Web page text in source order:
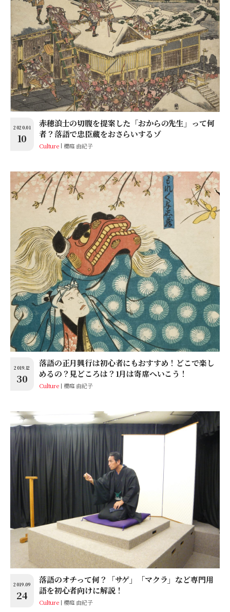
2020.01
10
赤穂浪士の切腹を提案した「おからの先生」って何
者？落語で忠臣蔵をおさらいするゾ
Culture 櫻庭 由紀子
2019.12
30
落語の正月興行は初心者にもおすすめ！どこで楽し
めるの？見どころは？1月は寄席へいこう！
Culture 櫻庭 由紀子
2019.09
24
落語のオチって何？「サゲ」「マクラ」など専門用
語を初心者向けに解説！
Culture 櫻庭 由紀子